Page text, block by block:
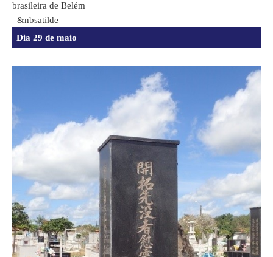
brasileira de Belém
&nbsatilde
Dia 29 de maio